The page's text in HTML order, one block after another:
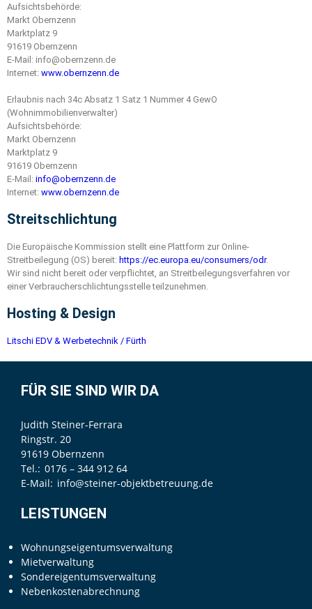
Aufsichtsbehörde:
Markt Obernzenn
Marktplatz 9
91619 Obernzenn
E-Mail: info@obernzenn.de
Internet: www.obernzenn.de
Erlaubnis nach 34c Absatz 1 Satz 1 Nummer 4 GewO
(Wohnimmobilienverwalter)
Aufsichtsbehörde:
Markt Obernzenn
Marktplatz 9
91619 Obernzenn
E-Mail: info@obernzenn.de
Internet: www.obernzenn.de
Streitschlichtung
Die Europäische Kommission stellt eine Plattform zur Online-
Streitbeilegung (OS) bereit: https://ec.europa.eu/consumers/odr.
Wir sind nicht bereit oder verpflichtet, an Streitbeilegungsverfahren vor
einer Verbraucherschlichtungsstelle teilzunehmen.
Hosting & Design
Litschi EDV & Werbetechnik / Fürth
FÜR SIE SIND WIR DA
Judith Steiner-Ferrara
Ringstr. 20
91619 Obernzenn
Tel.: 0176 – 344 912 64
E-Mail: info@steiner-objektbetreuung.de
LEISTUNGEN
Wohnungseigentumsverwaltung
Mietverwaltung
Sondereigentumsverwaltung
Nebenkostenabrechnung